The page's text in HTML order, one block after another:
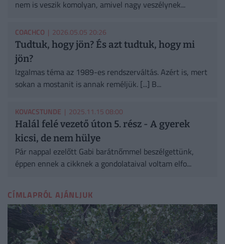
nem is veszik komolyan, amivel nagy veszélynek...
COACHCO | 2026.05.05 20:26
Tudtuk, hogy jön? És azt tudtuk, hogy mi
jön?
Izgalmas téma az 1989-es rendszerváltás. Azért is, mert
sokan a mostanit is annak reméljük. [...] B...
KOVACSTUNDE | 2025.11.15 08:00
Halál felé vezető úton 5. rész - A gyerek
kicsi, de nem hülye
Pár nappal ezelőtt Gabi barátnőmmel beszélgettünk,
éppen ennek a cikknek a gondolataival voltam elfo...
CÍMLAPRÓL AJÁNLJUK